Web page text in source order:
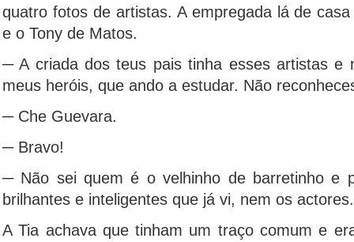
quatro fotos de artistas. A empregada lá de
e o Tony de Matos.
─ A criada dos teus pais tinha esses artistas e
meus heróis, que ando a estudar. Não
─ Che Guevara.
─ Bravo!
─ Não sei quem é o velhinho de barretinho e
brilhantes e inteligentes que já vi, nem os
A Tia achava que tinham um traço comum e